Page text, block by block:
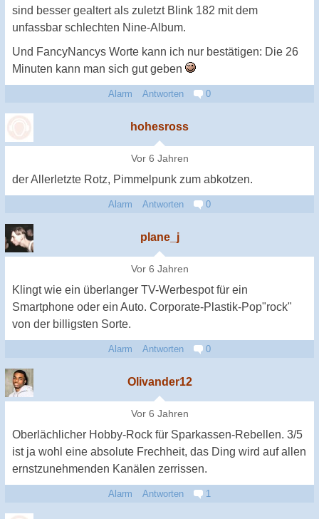
sind besser gealtert als zuletzt Blink 182 mit dem
unfassbar schlechten Nine-Album.
Und FancyNancys Worte kann ich nur bestätigen: Die 26
Minuten kann man sich gut geben
Alarm Antworten 0
hohesross
Vor 6 Jahren
der Allerletzte Rotz, Pimmelpunk zum abkotzen.
Alarm Antworten 0
plane_j
Vor 6 Jahren
Klingt wie ein überlanger TV-Werbespot für ein
Smartphone oder ein Auto. Corporate-Plastik-Pop"rock"
von der billigsten Sorte.
Alarm Antworten 0
Olivander12
Vor 6 Jahren
Oberlächlicher Hobby-Rock für Sparkassen-Rebellen. 3/5
ist ja wohl eine absolute Frechheit, das Ding wird auf allen
ernstzunehmenden Kanälen zerrissen.
Alarm Antworten 1